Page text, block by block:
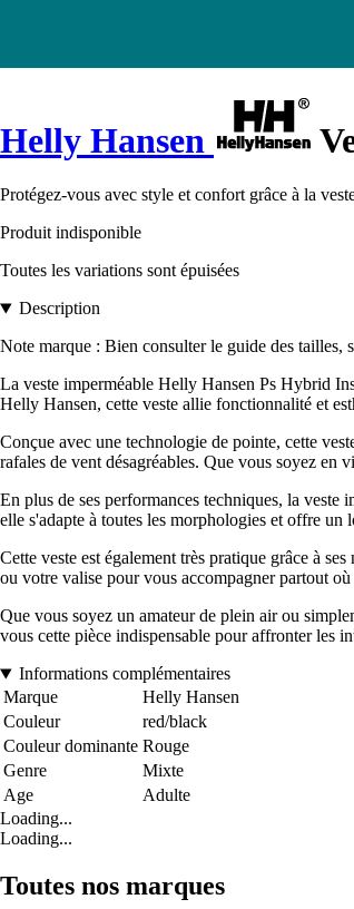
Helly Hansen
Protégez-vous avec style et confort grâce à la
Produit indisponible
Toutes les variations sont épuisées
Description
Note marque : Bien consulter le guide des tailles,
La veste imperméable Helly Hansen Ps Hybrid
Helly Hansen, cette veste allie fonctionnalité et
Conçue avec une technologie de pointe, cette
rafales de vent désagréables. Que vous soyez en
En plus de ses performances techniques, la veste
elle s'adapte à toutes les morphologies et offre
Cette veste est également très pratique grâce à
ou votre valise pour vous accompagner partout
Que vous soyez un amateur de plein air ou
vous cette pièce indispensable pour affronter les
Informations complémentaires
Marque
Helly Hansen
Couleur
red/black
Couleur dominante Rouge
Genre
Mixte
Age
Adulte
Loading...
Loading...
Toutes nos marques